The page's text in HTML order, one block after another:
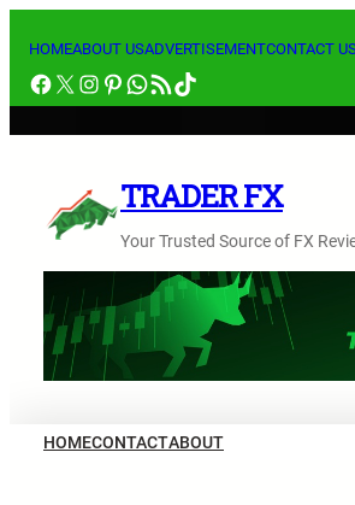
ス
キ
HOMEABOUT USADVERTISEMENTCONTACT
Facebook
X Instagram
Pinterest
WhatsApp
RSS フィードTikTok
TRADER FX
Your Trusted Source of FX
HOMECONTACTABOUT